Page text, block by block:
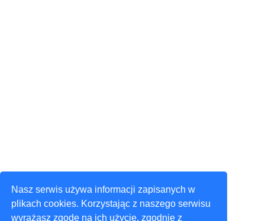
Nasz serwis używa informacji zapisanych w
plikach cookies. Korzystając z naszego serwisu
wyrażasz zgodę na ich użycie, zgodnie z